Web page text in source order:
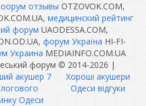
отзывы OTZOVOK.COM,
медицинский рейтинг
форум UAODESSA.COM,
форум Україна HI-FI-
Украина MEDIAINFO.COM.UA
форум © 2014-2026 |
акушер 7
Одеси
Хороші акушери
Одеси відгуки